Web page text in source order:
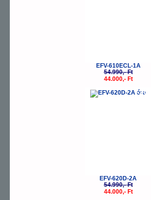
EFV-610ECL-1A
54.990,- Ft
44.000,- Ft
-20%
EFV-620D-2A
54.990,- Ft
44.000,- Ft